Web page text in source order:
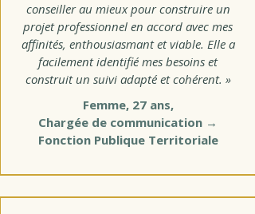
conseiller au mieux pour construire un
projet professionnel en accord avec mes
affinités, enthousiasmant et viable. Elle a
facilement identifié mes besoins et
construit un suivi adapté et cohérent. »
Femme, 27 ans,
Chargée de communication →
Fonction Publique Territoriale